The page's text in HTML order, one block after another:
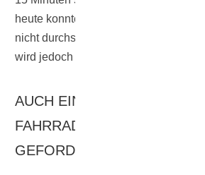
heute konnten sie sich dahingehend
nicht durchsetzen. Die Bürgerinitiative
wird jedoch nicht aufgeben.
AUCH EIN
FAHRRADSCHNELLWEG
GEFORDERT